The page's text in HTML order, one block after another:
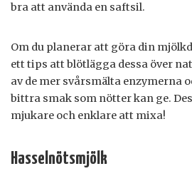
bra att använda en saftsil.
Om du planerar att göra din
ett tips att blötlägga dessa över
av de mer svårsmälta enzymerna
bittra smak som nötter kan ge.
mjukare och enklare att mixa!
Hasselnötsmjölk